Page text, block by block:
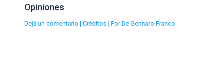
Opiniones
Dejá un comentario | Créditos | Por De Gennaro Franco